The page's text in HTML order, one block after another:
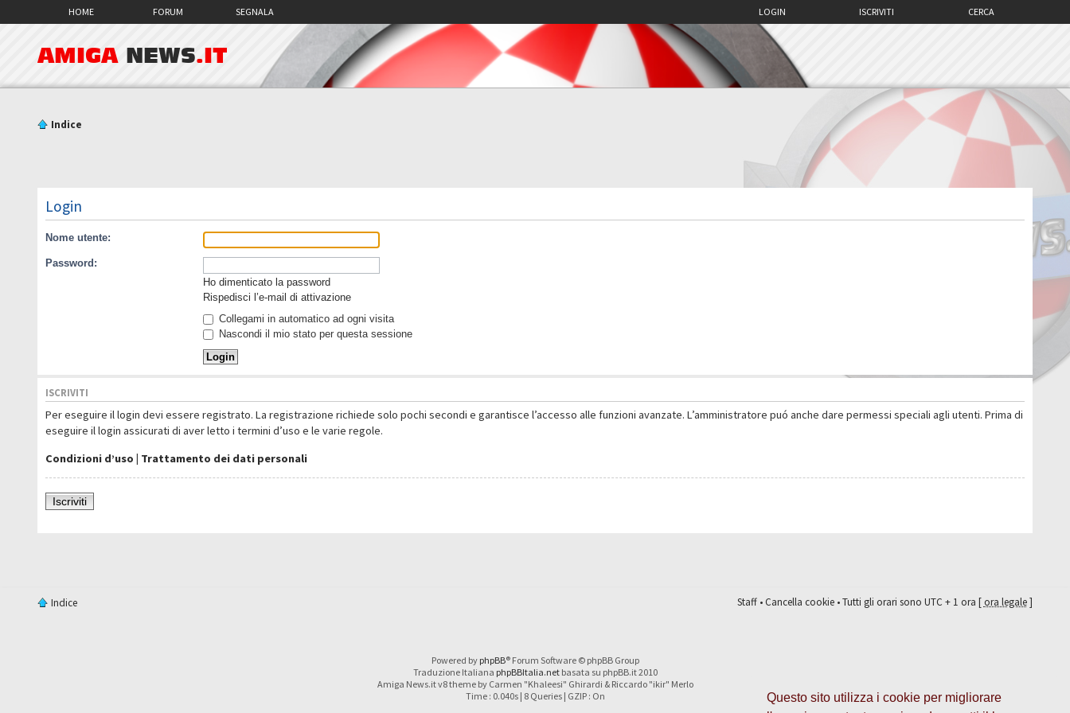
Questo sito utilizza i cookie per migliorare
HOME FORUM SEGNALA CERCA
ISCRIVITI
LOGIN
AMIGA NEWS.IT
Indice
Login
Nome utente:
Password:
Ho dimenticato la password
Rispedisci l’e-mail di attivazione
Collegami in automatico ad ogni visita
Nascondi il mio stato per questa sessione
ISCRIVITI
Per eseguire il login devi essere registrato. La registrazione richiede solo pochi secondi e garantisce l’accesso alle funzioni avanzate. L’amministratore puó anche dare permessi speciali agli utenti. Prima di
eseguire il login assicurati di aver letto i termini d’uso e le varie regole.
Condizioni d’uso | Trattamento dei dati personali
Iscriviti
Indice Staff•Cancella cookie• Tutti gli orari sono UTC + 1 ora [ora legale]
Powered by phpBB® Forum Software © phpBB Group
Traduzione Italiana phpBBItalia.netbasata su phpBB.it 2010
Amiga News.it v8 theme by Carmen "Khaleesi" Ghirardi & Riccardo "ikir" Merlo
Time : 0.040s | 8 Queries | GZIP : On